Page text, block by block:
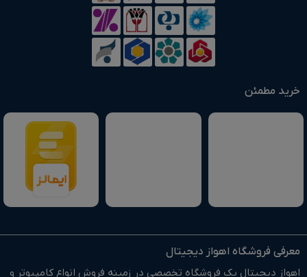
خرید مطمئن
معرفی فروشگاه اهواز دیجیتال
اهواز دیجیتال یک فروشگاه تخصصی در زمینه فروش انواع کامپیوتر و